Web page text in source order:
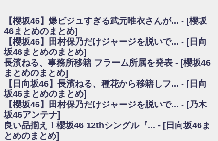
日向坂46まとめのまとめ / 【日向坂46】富田鈴花1st写真集、発売記念記者
会見の模様がこちら！
乃木坂欅坂まとめのまとめ / 【日向坂46】河田陽菜卒業の影響、ガチでデ
カそう...
欅坂あんてな ～欅坂46のニュース・情報・話題をピックアップ / れなッ
ピーズ集結！櫻坂46守屋麗奈×遠藤理子、8/6「ラヴィット！」水曜スタジオ出
演決定
欅坂/日向坂46まとめのまとめ / 【櫻坂46】田村保乃だけジャージを脱いで
いた理由
日向坂46まとめのまとめ / 【日向坂46】若林さん「笑えないぐらい師匠だ
から」佐々木久美と卒業後初の共演の様子がこちら！【激レアさん】
日向坂46まとめのまとめ / 【元日向坂46】情報解禁前で言えない！？丹生
ちゃん、メンバーと会った模様
乃木坂欅坂まとめのまとめ / 【日向坂46】この月、何かあるのか！？『お
【櫻坂46】爆ビジュすぎる武元唯衣さんが... - [櫻坂
46まとめのまとめ]
【櫻坂46】田村保乃だけジャージを脱いで... - [日向
坂46まとめのまとめ]
長濱ねる、事務所移籍 フラーム所属を発表 - [櫻坂46
まとめのまとめ]
【日向坂46】長濱ねる、種花から移籍しフ... - [日向
坂46まとめのまとめ]
【櫻坂46】田村保乃だけジャージを脱いで... - [乃木
坂46アンテナ]
良い品揃え！櫻坂46 12thシングル『... - [日向坂46ま
とめのまとめ]